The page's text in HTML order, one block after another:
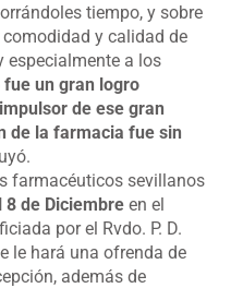
tiempo, y sobre
y calidad de
especialmente a los
un gran logro
de ese gran
de la farmacia fue sin
farmacéuticos sevillanos
8 de Diciembre en el
por el Rvdo. P. D.
le hará una ofrenda de
además de